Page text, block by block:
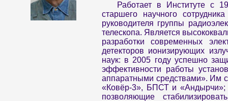
Работает в Институте с
старшего научного
руководителя группы
телескопа. Является
разработки современных
детекторов ионизирующих
наук: в 2005 году успешно
эффективности работы
аппаратными средствами». Им
«Ковёр-3», БПСТ и «Андырчи»;
позволяющие